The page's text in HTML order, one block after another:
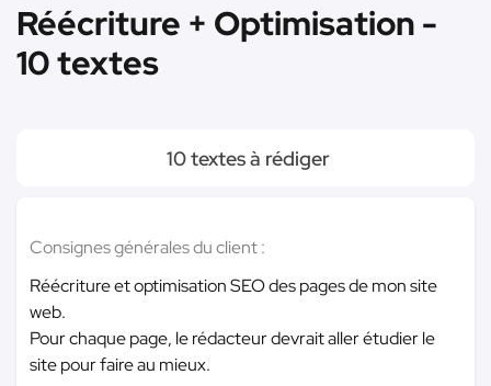
Réécriture + Optimisation -
10 textes
10 textes à rédiger
Consignes générales du client :
Réécriture et optimisation SEO des pages de mon site
web.
Pour chaque page, le rédacteur devrait aller étudier le
site pour faire au mieux.